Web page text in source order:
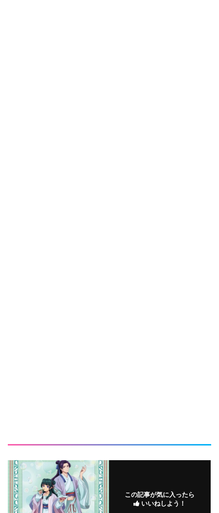
この記事が気に入ったら
いいねしよう！